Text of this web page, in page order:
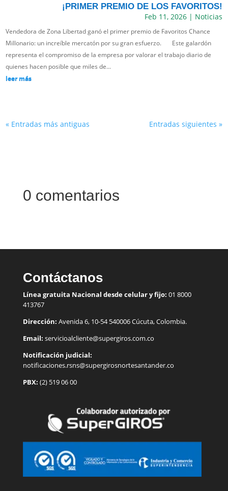
¡PRIMER PREMIO DE LOS FAVORITOS!
Feb 11, 2026| Noticias
Vendedora de Zona Libertad ganó el primer premio de Favoritos Chance
Millonario: un increíble mercatón por su gran esfuerzo. Este galardón
representa el compromiso de la empresa por valorar el trabajo diario de
quienes hacen posible que miles de...
leer más
« Entradas más antiguas Entradas siguientes »
0 comentarios
Contáctanos
Línea gratuita Nacional desde celular y fijo: 01 8000
413767
Dirección: Avenida 6, 10-54 540006 Cúcuta, Colombia.
Email: servicioalcliente@supergiros.com.co
Notificación judicial:
notificaciones.rsns@supergirosnortesantander.co
PBX: (2) 519 06 00